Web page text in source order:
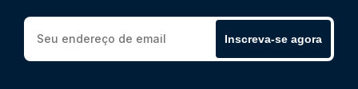
Inscreva-se agora